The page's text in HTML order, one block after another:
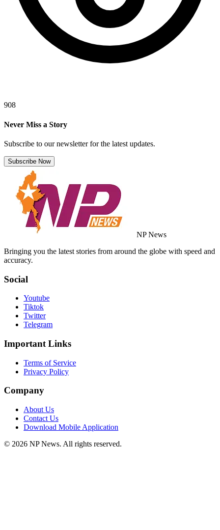
908
Never Miss a Story
Subscribe to our newsletter for the latest updates.
Subscribe Now
NP News
Bringing you the latest stories from around the globe with speed and
accuracy.
Social
Youtube
Tiktok
Twitter
Telegram
Important Links
Terms of Service
Privacy Policy
Company
About Us
Contact Us
Download Mobile Application
© 2026 NP News. All rights reserved.